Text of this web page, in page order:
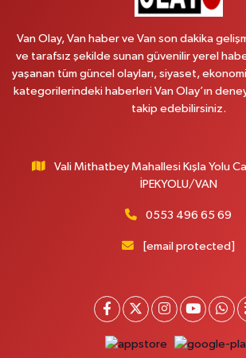
Van Olay, Van haber ve Van son dakika
ve tarafsız şekilde sunan güvenilir yerel
yaşanan tüm güncel olayları, siyaset,
kategorilerindeki haberleri Van Olay’ın
takip edebilirsiniz.
Vali Mithatbey Mahallesi Kışla Yolu
İPEKYOLU/VAN
0553 496 65 69
[email protected]